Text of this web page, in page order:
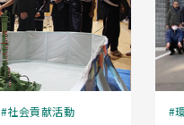
社会貢献活動